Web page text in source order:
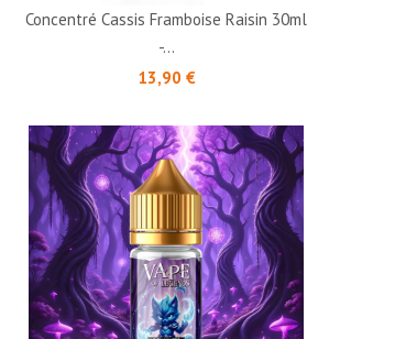
Concentré Cassis Framboise Raisin 30ml
-...
13,90 €Prix